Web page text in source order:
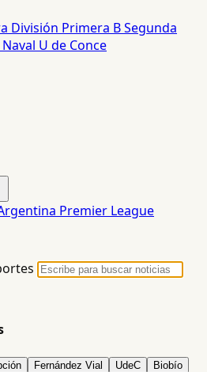
División Primera BSegunda
Naval U de Conce
Premier League
Fernández Vial UdeC Biobío